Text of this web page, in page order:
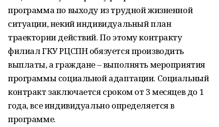
программа по выходу из трудной жизненной
ситуации, некий индивидуальный план
траектории действий. По этому контракту
филиал ГКУ РЦСПН обязуется производить
выплаты, а граждане – выполнять мероприятия
программы социальной адаптации. Социальный
контракт заключается сроком от 3 месяцев до 1
года, все индивидуально определяется в
программе.